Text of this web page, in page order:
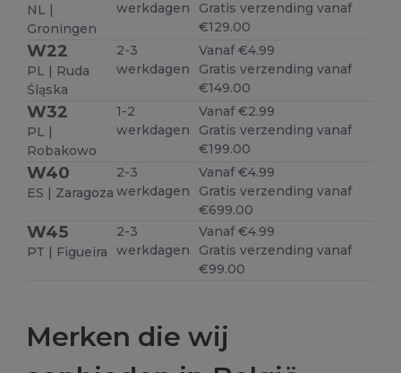
NL |
Groningen
werkdagen
Gratis verzending vanaf
€129.00
W22
PL | Ruda
Śląska
2-3
werkdagen
Vanaf €4.99
Gratis verzending vanaf
€149.00
W32
PL |
Robakowo
1-2
werkdagen
Vanaf €2.99
Gratis verzending vanaf
€199.00
W40
ES | Zaragoza
2-3
werkdagen
Vanaf €4.99
Gratis verzending vanaf
€699.00
W45
PT | Figueira
2-3
werkdagen
Vanaf €4.99
Gratis verzending vanaf
€99.00
Merken die wij